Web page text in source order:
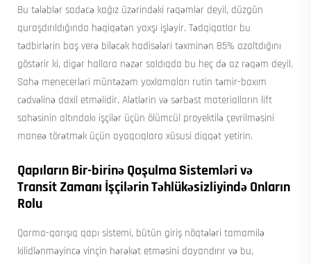
Bu tələblər sadəcə kağız üzərindəki rəqəmlər deyil, düzgün
quraşdırıldığında həqiqətən yaxşı işləyir. Tədqiqatlar bu
tədbirlərin baş verə biləcək hadisələri təxminən 85% azaltdığını
göstərir ki, digər hallara nəzər saldıqda bu heç də az rəqəm deyil.
Sahə menecerləri müntəzəm yoxlamaları rutin təmir-baxım
cədvəlinə daxil etməlidir. Alətlərin və sərbəst materialların lift
sahəsinin altındakı işçilər üçün ölümcül proyektilə çevrilməsini
maneə törətmək üçün ayaqcıqlara xüsusi diqqət yetirin.
Qapıların Bir-birinə Qoşulma Sistemləri və
Transit Zamanı İşçilərin Təhlükəsizliyində Onların
Rolu
Qarma-qarışıq qapı sistemi, bütün giriş nöqtələri tamamilə
kilidlənməyincə vinçin hərəkət etməsini dayandırır və bu,